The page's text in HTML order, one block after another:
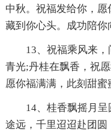
中秋。祝福发给你，
藏到你心头。成功陪你
13、祝福乘风来
青光;丹桂在飘香，祝
愿你福满满，此刻甜蜜
14、桂香飘摇月
途远，千里迢迢赴团